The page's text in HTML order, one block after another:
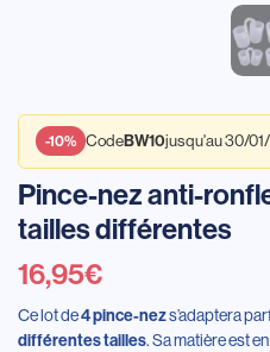
-10% CodeBW10jusqu'au 30/
Pince-nez anti-
tailles différentes
16,95€
Ce lot de4 pince-nezs’adaptera
différentes tailles. Sa matière est en